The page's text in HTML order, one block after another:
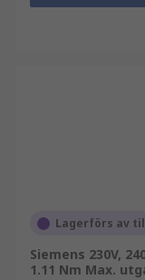
Lagerförs av
Siemens 230V,
1.11 Nm Max.